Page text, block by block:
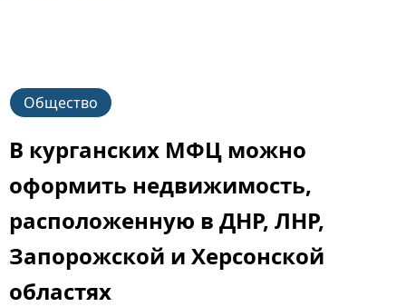
Общество
В курганских МФЦ можно
оформить недвижимость,
расположенную в ДНР, ЛНР,
Запорожской и Херсонской
областях